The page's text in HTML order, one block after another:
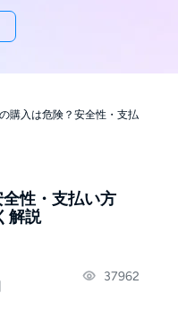
購入は危険？安全性・支払
性・支払い方
解説
37962